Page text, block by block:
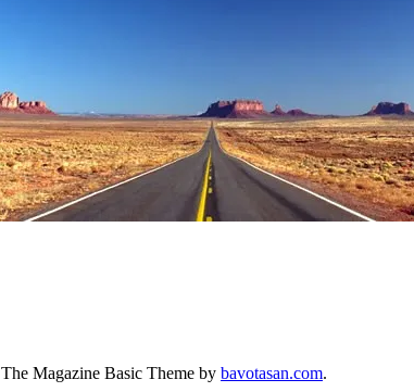
The Magazine Basic Theme by bavotasan.com.